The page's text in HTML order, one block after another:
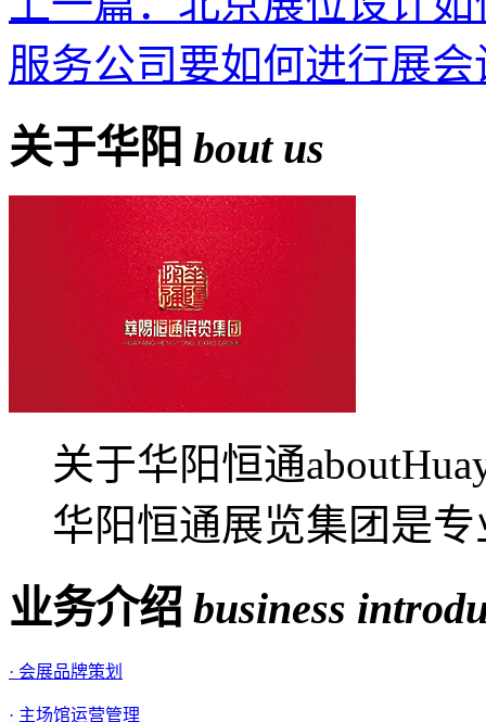
服务公司要如何进行展会
关于华阳 bout us
关于华阳恒通
华阳恒通展览集团是
业务介绍 business
· 会展品牌策划
· 主场馆运营管理